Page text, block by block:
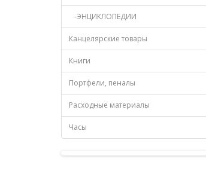
-ЭНЦИКЛОПЕДИИ
Канцелярские товары
Книги
Портфели, пеналы
Расходные материалы
Часы